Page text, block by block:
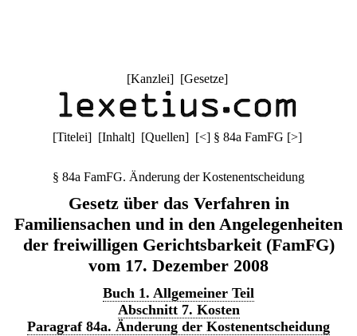
[Kanzlei] [Gesetze]
[Titelei] [Inhalt] [Quellen] [<] § 84a FamFG [>]
§ 84a FamFG. Änderung der Kostenentscheidung
Gesetz über das Verfahren in
Familiensachen und in den Angelegenheiten
der freiwilligen Gerichtsbarkeit (FamFG)
vom 17. Dezember 2008
Buch 1. Allgemeiner Teil
Abschnitt 7. Kosten
Paragraf 84a. Änderung der Kostenentscheidung